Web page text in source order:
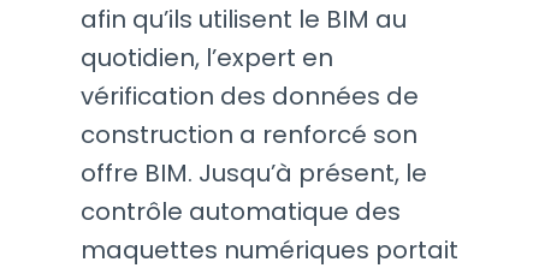
afin qu’ils utilisent le BIM au
quotidien, l’expert en
vérification des données de
construction a renforcé son
offre BIM. Jusqu’à présent, le
contrôle automatique des
maquettes numériques portait